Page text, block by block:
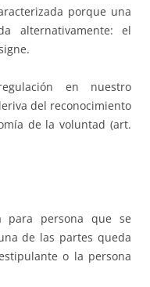
porque una
alternativamente: el
en nuestro
del reconocimiento
de la voluntad (art.
para persona que se
de las partes queda
o la persona